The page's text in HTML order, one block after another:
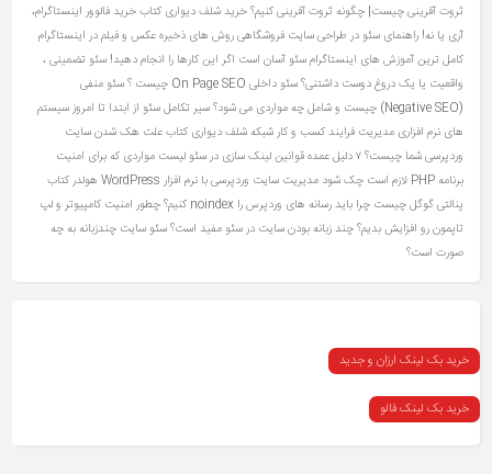
ثروت آفرینی چیست| چگونه ثروت آفرینی کنیم؟خرید شلف دیواری کتابخرید فالوور اینستاگرام،
آری یا نه! راهنمای سئو در طراحی سایت فروشگاهیروش های ذخیره عکس و فیلم در اینستاگرام
کامل ترین آموزش های اینستاگرامسئو آسان است اگر این کارها را انجام دهید! سئو تضمینی ،
واقعیت یا یک دروغ دوست‌ داشتنی؟سئو داخلی On Page SEO چیست ؟
سئو منفی
(Negative SEO) چیست و شامل چه مواردی می شود؟
سیر تکامل سئو از ابتدا تا امروز سیستم
های نرم افزاری مدیریت فرایند کسب و کار شبکهشلف دیواری کتابعلت هک شدن سایت
وردپرسی شما چیست؟ ۷ دلیل عمده
قوانین لینک سازی در سئو لیست مواردی که برای امنیت
برنامه PHP لازم است چک شود
مدیریت سایت وردپرسی با نرم افزار WordPress
هولدر کتاب
پنالتی گوگل چیست چرا باید رسانه های وردپرس را noindex کنیم؟
چطور امنیت کامپیوتر و لپ
تاپمون رو افزایش بدیم؟چند زبانه بودن سایت در سئو مفید است؟ سئو سایت چندزبانه به چه
صورت است؟
خرید بک لینک ارزان و جدید
خرید بک لینک فالو